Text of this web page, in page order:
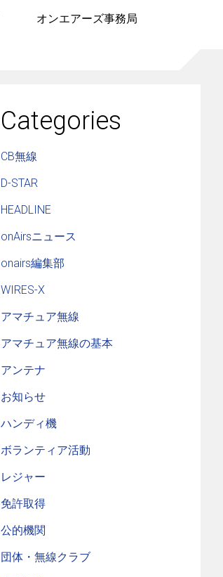
オンエアーズ事務局
Categories
CB無線
D-STAR
HEADLINE
onAirsニュース
onairs編集部
WIRES-X
アマチュア無線
アマチュア無線の基本
アンテナ
お知らせ
ハンディ機
ボランティア活動
レジャー
免許取得
公的機関
団体・無線クラブ